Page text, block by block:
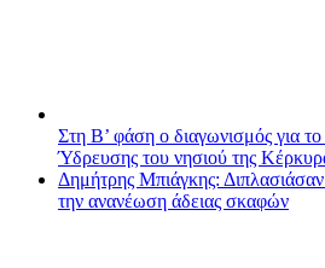
Στη Β’ φάση ο διαγωνισμός για
Ύδρευσης του νησιού της
Δημήτρης Μπιάγκης: Διπλασιάσαν
την ανανέωση άδειας σκαφών